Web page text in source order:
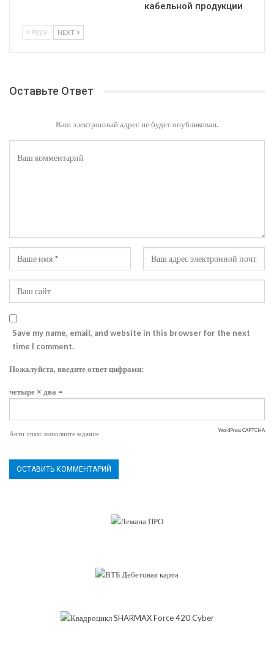
кабельной продукции
PREV NEXT
Оставьте Ответ
Ваш электронный адрес не будет опубликован.
Save my name, email, and website in this browser for the next
time I comment.
Пожалуйста, введите ответ цифрами:
четыре × два =
Анти-спам: выполните задание WordPress CAPTCHA